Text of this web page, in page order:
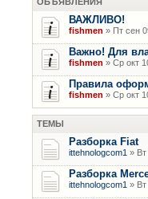
ВАЖЛИВО!
fishmen » Пт сен
Важно! Для
fishmen » Ср окт
Правила
fishmen » Ср окт
ТЕМЫ
Разборка Fiat
ittehnologcom1 »
Разборка
ittehnologcom1 »